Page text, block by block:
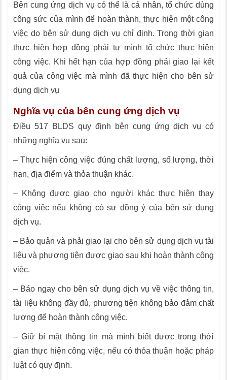
Bên cung ứng dịch vụ có thể là cá nhân, tổ chức dùng
công sức của mình để hoàn thành, thực hiện một công
việc do bên sử dụng dịch vụ chỉ định. Trong thời gian
thực hiện hợp đồng phải tự mình tổ chức thực hiện
công việc. Khi hết hạn của hợp đồng phải giao lại kết
quả của công việc mà mình đã thực hiện cho bên sử
dụng dịch vụ
Nghĩa vụ của bên cung ứng dịch vụ
Điều 517 BLDS quy định bên cung ứng dịch vụ có
những nghĩa vụ sau:
– Thực hiện công việc đúng chất lượng, số lượng, thời
hạn, địa điểm và thỏa thuận khác.
– Không được giao cho người khác thực hiện thay
công việc nếu không có sự đồng ý của bên sử dụng
dịch vụ.
– Bảo quản và phải giao lại cho bên sử dụng dịch vụ tài
liệu và phương tiện được giao sau khi hoàn thành công
việc.
– Báo ngay cho bên sử dụng dịch vụ về việc thông tin,
tài liệu không đầy đủ, phương tiện không bảo đảm chất
lượng để hoàn thành công việc.
– Giữ bí mật thông tin mà mình biết được trong thời
gian thực hiện công việc, nếu có thỏa thuận hoặc pháp
luật có quy định.